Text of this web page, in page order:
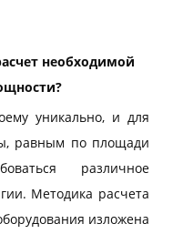
необходимой
уникально, и для
равным по площади
различное
Методика расчета
изложена